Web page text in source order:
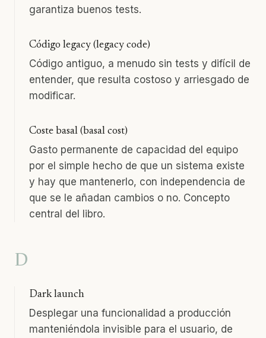
garantiza buenos tests.
Código legacy (legacy code)
Código antiguo, a menudo sin tests y difícil de
entender, que resulta costoso y arriesgado de
modificar.
Coste basal (basal cost)
Gasto permanente de capacidad del equipo
por el simple hecho de que un sistema existe
y hay que mantenerlo, con independencia de
que se le añadan cambios o no. Concepto
central del libro.
D
Dark launch
Desplegar una funcionalidad a producción
manteniéndola invisible para el usuario, de